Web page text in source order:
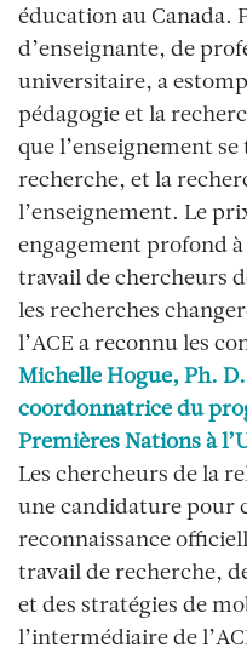
éducation au Canada.
d’enseignante, de
universitaire, a
pédagogie et la
que l’enseignement
recherche, et la
l’enseignement. Le
engagement profond
travail de chercheurs
les recherches
l’ACE a reconnu les
Michelle Hogue, Ph.
coordonnatrice du
Premières Nations à
Les chercheurs de la
une candidature pour
reconnaissance
travail de recherche,
et des stratégies de
l’intermédiaire de